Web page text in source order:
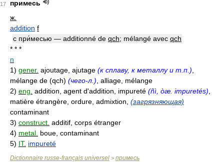
17
примесь
ж.
addition f
с при́месью — additionné de qch; mélangé avec qch
* * *
n
1) gener. ajoutage, ajutage (к сплаву, к металлу и т.п.)
mélange de (qch) (чего-л.) , alliage, mélange
2) eng. addition, agent d'addition, impureté (ñì, òæ. impuretés)
matière étrangère, ordure, admixtion, (загрязняющая)
contaminant
3) construct. additif, corps étranger
4) metal. boue, contaminant
5) IT. impureté
Dictionnaire russe-français universel > примесь